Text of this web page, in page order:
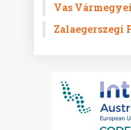
Vas
Zalaegerszegi